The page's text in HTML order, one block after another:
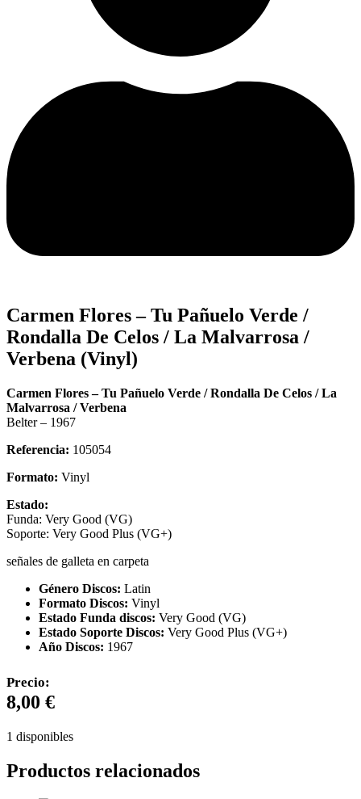
Carmen Flores – Tu Pañuelo Verde /
Rondalla De Celos / La Malvarrosa /
Verbena (Vinyl)
Carmen Flores – Tu Pañuelo Verde / Rondalla De Celos / La
Malvarrosa / Verbena
Belter – 1967
Referencia: 105054
Formato: Vinyl
Estado:
Funda: Very Good (VG)
Soporte: Very Good Plus (VG+)
señales de galleta en carpeta
Género Discos: Latin
Formato Discos: Vinyl
Estado Funda discos: Very Good (VG)
Estado Soporte Discos: Very Good Plus (VG+)
Año Discos: 1967
Precio:
8,00 €
1 disponibles
Productos relacionados